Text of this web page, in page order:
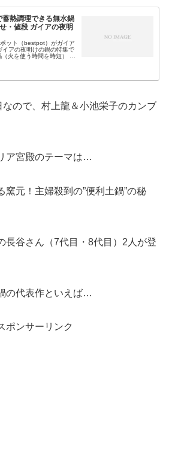
熱調理できる無水鍋
・値段 ガイアの夜明
ット（bestpot）がガイア
アの夜明けの鍋の特集で
火を使う時間を時短） 土
ので、村上龍＆小池栄子のカンブ
ア宮殿のテーマは…
窯元！主婦殺到の”便利土鍋”の秘
長谷さん（7代目・8代目）2人が登
の代表作といえば…
ポンサーリンク